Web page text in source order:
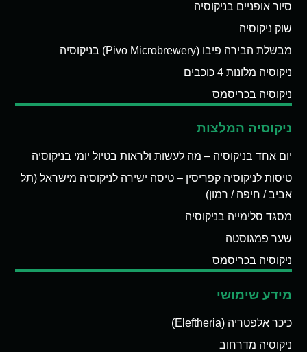
סיור אופניים בניקוסיה
שוק ניקוסיה
מבשלת הבירה פיבו (Pivo Microbrewery) בניקוסיה
ניקוסיה מלונות 4 כוכבים
ניקוסיה בכריסמס
ניקוסיה המלצות
יום אחד בניקוסיה – מה לעשות ולראות בטיול יומי בניקוסיה
טיסות לניקוסיה קפריסין – טיסה ישירה לניקוסיה מישראל (תל
אביב / חיפה / רמון)
מסגד סלימייה בניקוסיה
שער פמגוסטה
ניקוסיה בכריסמס
מידע שימושי
כיכר אלפטריה (Eleftheria)
ניקוסיה מדרחוב